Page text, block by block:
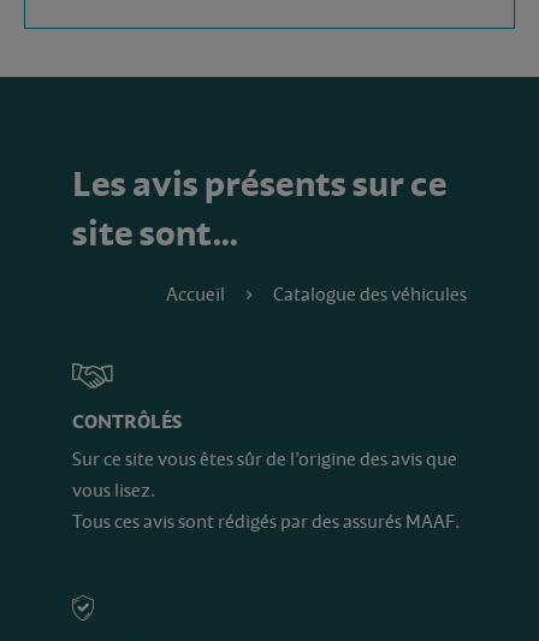
Les avis présents sur ce
site sont…
Accueil Catalogue des véhicules
CONTRÔLÉS
Sur ce site vous êtes sûr de l’origine des avis que
vous lisez.
Tous ces avis sont rédigés par des assurés MAAF.